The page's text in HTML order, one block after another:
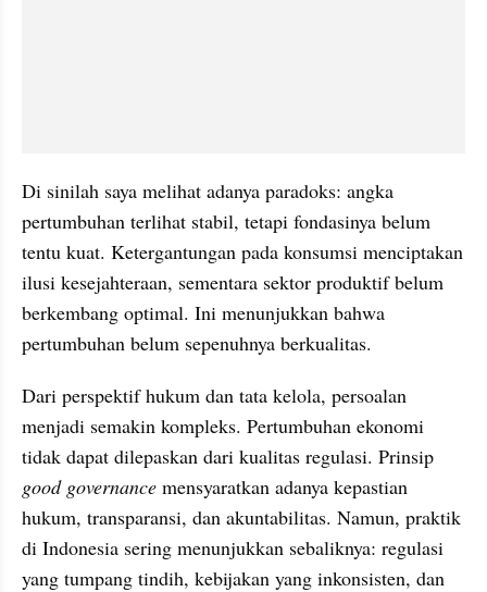
Di sinilah saya melihat adanya paradoks: angka
pertumbuhan terlihat stabil, tetapi fondasinya belum
tentu kuat. Ketergantungan pada konsumsi menciptakan
ilusi kesejahteraan, sementara sektor produktif belum
berkembang optimal. Ini menunjukkan bahwa
pertumbuhan belum sepenuhnya berkualitas.
Dari perspektif hukum dan tata kelola, persoalan
menjadi semakin kompleks. Pertumbuhan ekonomi
good governance mensyaratkan adanya kepastian
hukum, transparansi, dan akuntabilitas. Namun, praktik
di Indonesia sering menunjukkan sebaliknya: regulasi
yang tumpang tindih, kebijakan yang inkonsisten, dan